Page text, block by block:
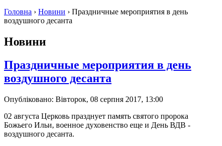
Головна › Новини › Праздничные мероприятия в день
воздушного десанта
Новини
Праздничные мероприятия в день
воздушного десанта
Опубліковано: Вівторок, 08 серпня 2017, 13:00
02 августа Церковь празднует память святого пророка
Божьего Ильи, военное духовенство еще и День ВДВ -
воздушного десанта.